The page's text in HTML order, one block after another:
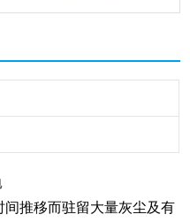
推移而驻留大量灰尘及有